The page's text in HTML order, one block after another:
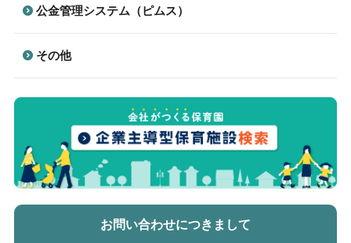
公金管理システム（ピムス）
その他
お問い合わせにつきまして